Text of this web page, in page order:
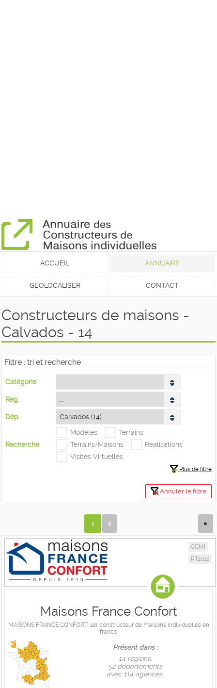
ACCUEIL ANNUAIRE
GÉOLOCALISER CONTACT
Constructeurs de maisons -
Calvados - 14
Filtre : tri et recherche
Catégorie
Rég.
Dép.
Recherche
Modéles
Terrains
Terrains+Maisons
Réalisations
Visites Virtuelles
Plus de filtre
Annuler le filtre
1 2
CCMI
RT2012
Maisons France Confort
MAISONS FRANCE CONFORT, 1er constructeur de maisons individuelles en
france
Présent dans :
14 règions,
52 départements
avec 114 agences.